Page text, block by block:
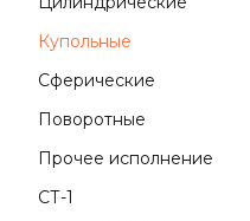
Купольные
Сферические
Поворотные
Прочее исполнение
СТ-1